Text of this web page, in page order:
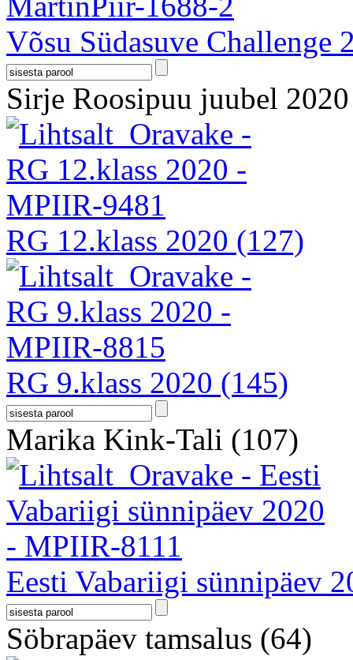
Võsu Südasuve Challenge
Sirje Roosipuu juubel
RG 12.klass 2020 (127)
RG 9.klass 2020 (145)
Marika Kink-Tali (107)
Eesti Vabariigi sünnipäev
Söbrapäev tamsalus (64)